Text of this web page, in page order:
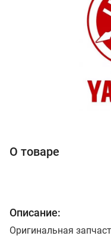
О товаре
Описание:
Оригинальная